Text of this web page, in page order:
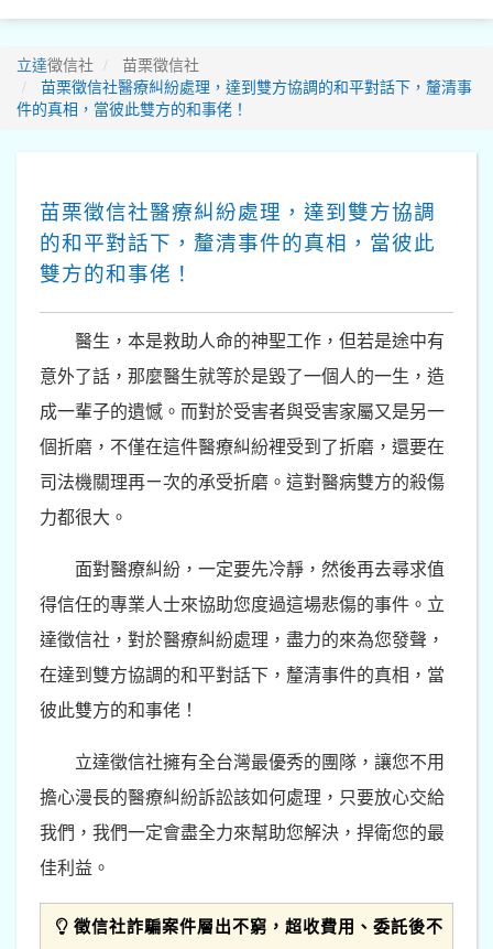
立達徵信社
苗栗徵信社
苗栗徵信社醫療糾紛處理，達到雙方協調的和平對話下，釐清事
件的真相，當彼此雙方的和事佬！
苗栗徵信社醫療糾紛處理，達到雙方協調
的和平對話下，釐清事件的真相，當彼此
雙方的和事佬！
醫生，本是救助人命的神聖工作，但若是途中有
意外了話，那麼醫生就等於是毀了一個人的一生，造
成一輩子的遺憾。而對於受害者與受害家屬又是另一
個折磨，不僅在這件醫療糾紛裡受到了折磨，還要在
司法機關理再ㄧ次的承受折磨。這對醫病雙方的殺傷
力都很大。
面對醫療糾紛，一定要先冷靜，然後再去尋求值
得信任的專業人士來協助您度過這場悲傷的事件。立
達徵信社，對於醫療糾紛處理，盡力的來為您發聲，
在達到雙方協調的和平對話下，釐清事件的真相，當
彼此雙方的和事佬！
立達徵信社擁有全台灣最優秀的團隊，讓您不用
擔心漫長的醫療糾紛訴訟該如何處理，只要放心交給
我們，我們一定會盡全力來幫助您解決，捍衛您的最
佳利益。
徵信社詐騙案件層出不窮，超收費用、委託後不